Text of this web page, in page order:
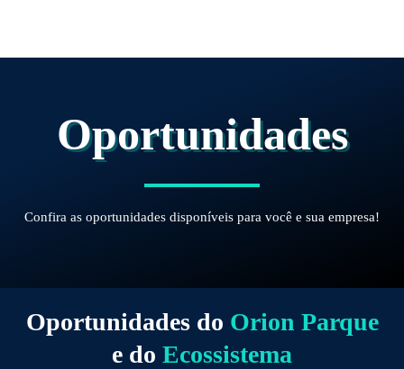
o
Oportunidades
Confira as oportunidades disponíveis para você e sua empresa!
Oportunidades do Orion Parque
e do Ecossistema